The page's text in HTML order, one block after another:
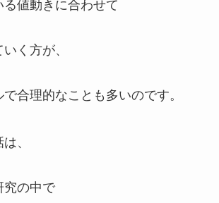
値動きに合わせて
く方が、
合理的なことも多いのです。
、
究の中で